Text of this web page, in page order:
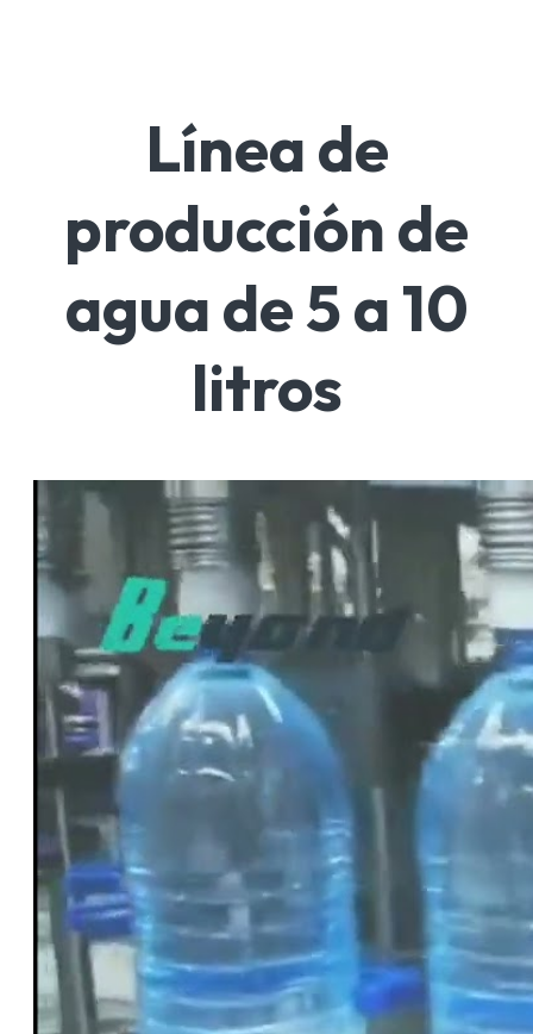
Línea de
producción de
agua de 5 a 10
litros